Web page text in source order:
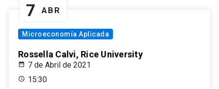
7 ABR
Microeconomía Aplicada
Rossella Calvi, Rice University
7 de Abril de 2021
15:30